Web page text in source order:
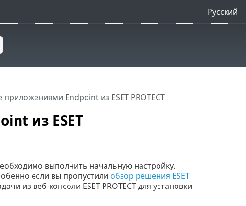
Русский
из ESET
приложениями Endpoint из ESET PROTECT
выполнить начальную настройку.
если вы пропустили обзор решения ESET
из веб-консоли ESET PROTECT для установки